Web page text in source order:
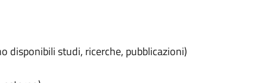
disponibili studi, ricerche, pubblicazioni)